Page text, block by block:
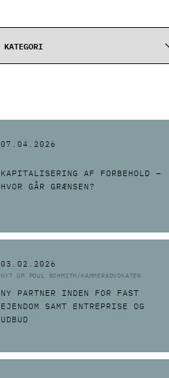
07.04.2026
KAPITALISERING AF FORBEHOLD –
HVOR GÅR GRÆNSEN?
03.02.2026
NYT OM POUL SCHMITH/KAMMERADVOKATEN
NY PARTNER INDEN FOR FAST
EJENDOM SAMT ENTREPRISE OG
UDBUD